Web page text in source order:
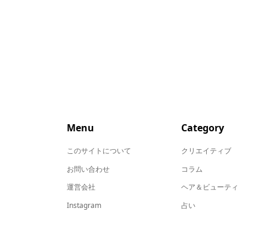
Menu
このサイトについて
お問い合わせ
運営会社
Instagram
Category
クリエイティブ
コラム
ヘア＆ビューティ
占い